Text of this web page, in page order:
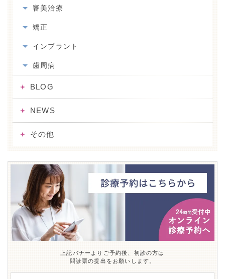
審美治療
矯正
インプラント
歯周病
BLOG
NEWS
その他
上記バナーよりご予約後、初診の方は
問診票の提出をお願いします。